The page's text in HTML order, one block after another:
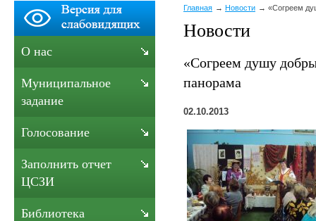
Главная Новости «Согреем
Новости
«Согреем душу
панорама
02.10.2013
О нас
Муниципальное
задание
Голосование
Заполнить отчет
ЦСЗИ
Библиотека